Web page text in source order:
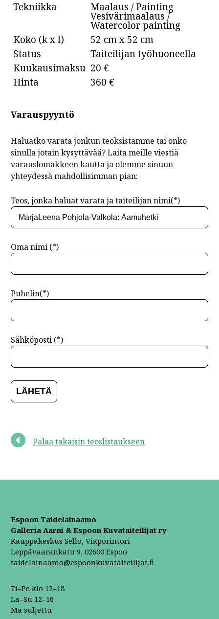
Tekniikka
Maalaus / Painting
Vesivärimaalaus /
Watercolor painting
Koko (k x l)
52 cm x 52 cm
Status
Taiteilijan työhuoneella
Kuukausimaksu 20 €
Hinta
360 €
Varauspyyntö
Haluatko varata jonkun teoksistamme tai onko
sinulla jotain kysyttävää? Laita meille viestiä
varauslomakkeen kautta ja olemme sinuun
yhteydessä mahdollisimman pian:
Teos, jonka haluat varata ja taiteilijan nimi(*)
Oma nimi (*)
Puhelin(*)
Sähköposti (*)
Palaa takaisin teoslistaukseen
Espoon Taidelainaamo
Galleria Aarni & Espoon Kuvataiteilijat ry
Kauppakeskus Sello, Viaporintori
Leppävaarankatu 9, 02600 Espoo
taidelainaamo@espoonkuvataiteilijat.fi
Ti–Pe klo 12–18
La–Su 12–16
Ma suljettu